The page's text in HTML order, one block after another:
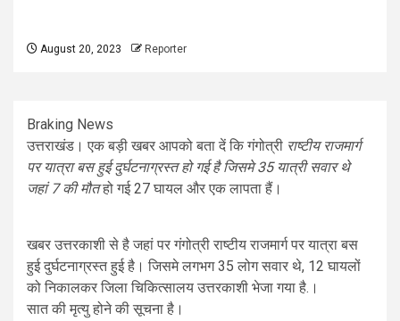
August 20, 2023 Reporter
Braking News
उत्तराखंड। एक बड़ी खबर आपको बता दें कि गंगोत्री राष्टीय राजमार्ग
पर यात्रा बस हुई दुर्घटनाग्रस्त हो गई है जिसमे 35 यात्री सवार थे
जहां 7 की मौतहो गई 27 घायल और एक लापता हैं।
खबर उत्तरकाशी से है जहां पर गंगोत्री राष्टीय राजमार्ग पर यात्रा बस
हुई दुर्घटनाग्रस्त हुई है। जिसमे लगभग 35 लोग सवार थे, 12 घायलों
को निकालकर जिला चिकित्सालय उत्तरकाशी भेजा गया है.।
सात की मृत्यु होने की सूचना है।